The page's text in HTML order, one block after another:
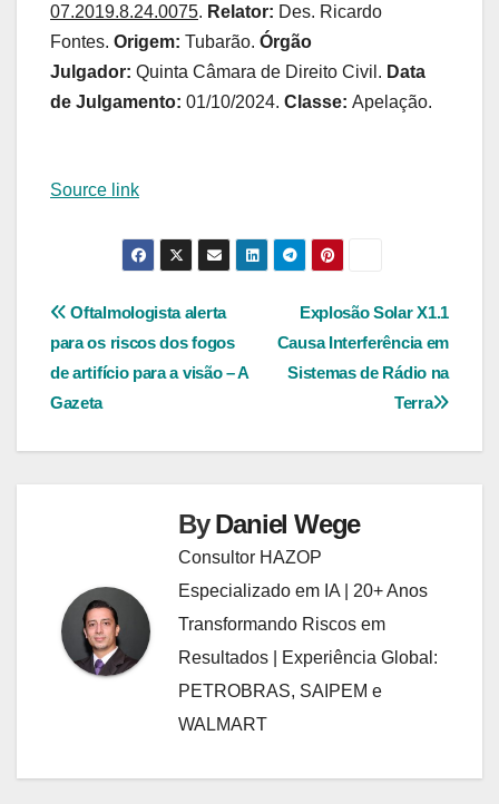
07.2019.8.24.0075. Relator: Des. Ricardo
Fontes. Origem: Tubarão. Órgão
Julgador: Quinta Câmara de Direito Civil. Data
de Julgamento: 01/10/2024. Classe: Apelação.
Source link
Navegação
de
Post
Explosão Solar X1.1
Causa Interferência em
Sistemas de Rádio na
Terra
Oftalmologista alerta
para os riscos dos fogos
de artifício para a visão – A
Gazeta
ByDaniel Wege
Consultor HAZOP
Especializado em IA | 20+ Anos
Transformando Riscos em
Resultados | Experiência Global:
PETROBRAS, SAIPEM e
WALMART